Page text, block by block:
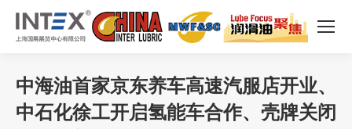
中海油首家京东养车高速汽服店开业、
中石化徐工开启氢能车合作、壳牌关闭